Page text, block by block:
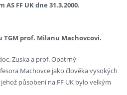
FF UK dne 31.3.2000.
prof. Milanu Machovcovi.
Zuska a prof. Opatrný
Machovce jako člověka vysokých
působení na FF UK bylo velkým